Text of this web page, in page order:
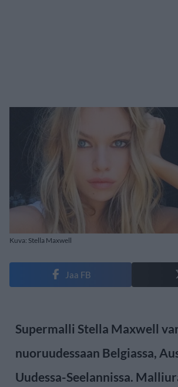
Kuva: Stella Maxwell
Jaa FB
Supermalli Stella Maxwell
nuoruudessaan Belgiassa,
Uudessa-Seelannissa.